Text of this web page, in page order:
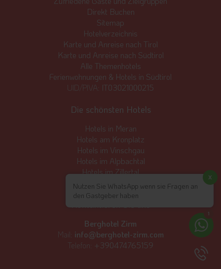
Direkt Buchen
Sitemap
Hotelverzeichnis
Karte und Anreise nach Tirol
Karte und Anreise nach Südtirol
Alle Themenhotels
Ferienwohnungen & Hotels in Südtirol
UID/PIVA: IT03021000215
Die schönsten Hotels
Hotels in Meran
Hotels am Kronplatz
Hotels im Vinschgau
Hotels im Alpbachtal
Hotels im Zillertal
Hotels in Seefeld
Kontaktieren Sie uns
Berghotel Zirm
Mail: info@berghotel-zirm.com
Telefon: +390474765159
1
Nutzen Sie WhatsApp wenn sie Fragen an
den Gastgeber haben
x